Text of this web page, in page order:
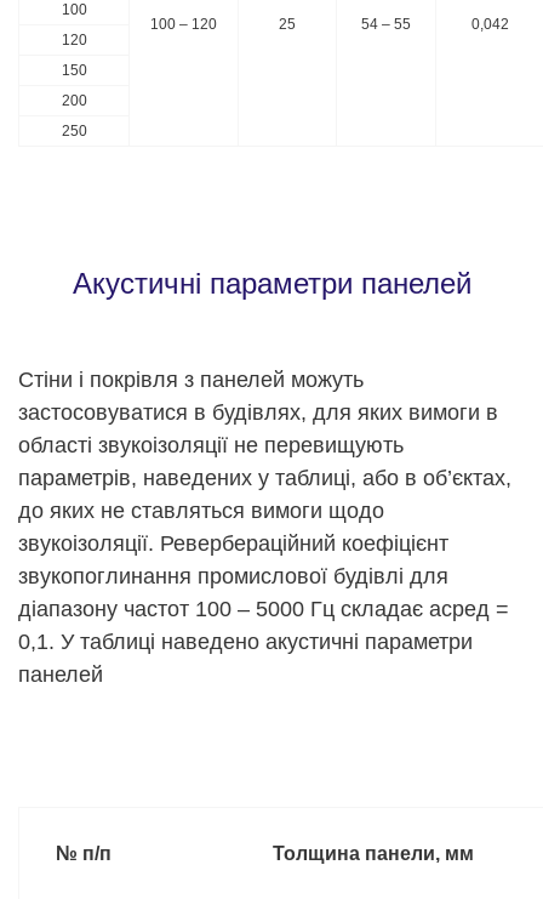
100 – 120 25 54 – 55 0,042
100
120
150
200
250
Акустичні параметри панелей
Стіни і покрівля з панелей можуть
застосовуватися в будівлях, для яких вимоги в
області звукоізоляції не перевищують
параметрів, наведених у таблиці, або в об’єктах,
до яких не ставляться вимоги щодо
звукоізоляції. Ревербераційний коефіцієнт
звукопоглинання промислової будівлі для
діапазону частот 100 – 5000 Гц складає aсред =
0,1. У таблиці наведено акустичні параметри
панелей
№ п/п Толщина панели, мм